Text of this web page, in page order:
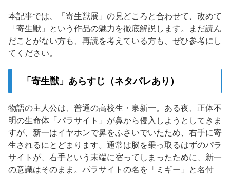
本記事では、「寄生獣展」の見どころと合わせて、改めて
「寄生獣」という作品の魅力を徹底解説します。まだ読ん
だことがない方も、再読を考えている方も、ぜひ参考にし
てください。
「寄生獣」あらすじ（ネタバレあり）
物語の主人公は、普通の高校生・泉新一。ある夜、正体不
明の生命体「パラサイト」が鼻から侵入しようとしてきま
すが、新一はイヤホンで鼻をふさいでいたため、右手に寄
生されるにとどまります。通常は脳を乗っ取るはずのパラ
サイトが、右手という末端に宿ってしまったために、新一
の意識はそのまま。パラサイトの名を「ミギー」と名付